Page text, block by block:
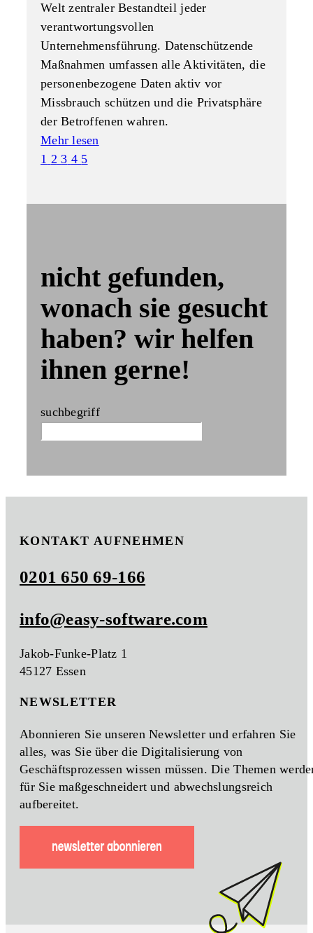
Welt zentraler Bestandteil jeder
verantwortungsvollen
Unternehmensführung. Datenschützende
Maßnahmen umfassen alle Aktivitäten, die
personenbezogene Daten aktiv vor
Missbrauch schützen und die Privatsphäre
der Betroffenen wahren.
Mehr lesen
1 2 3 4 5
nicht gefunden,
wonach sie gesucht
haben? wir helfen
ihnen gerne!
suchbegriff
KONTAKT AUFNEHMEN
0201 650 69-166
info@easy-software.com
Jakob-Funke-Platz 1
45127 Essen
NEWSLETTER
Abonnieren Sie unseren Newsletter und erfahren Sie
alles, was Sie über die Digitalisierung von
Geschäftsprozessen wissen müssen. Die Themen
für Sie maßgeschneidert und abwechslungsreich
aufbereitet.